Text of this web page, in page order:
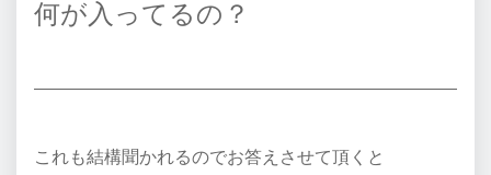
何が入ってるの？
これも結構聞かれるのでお答えさせて頂くと